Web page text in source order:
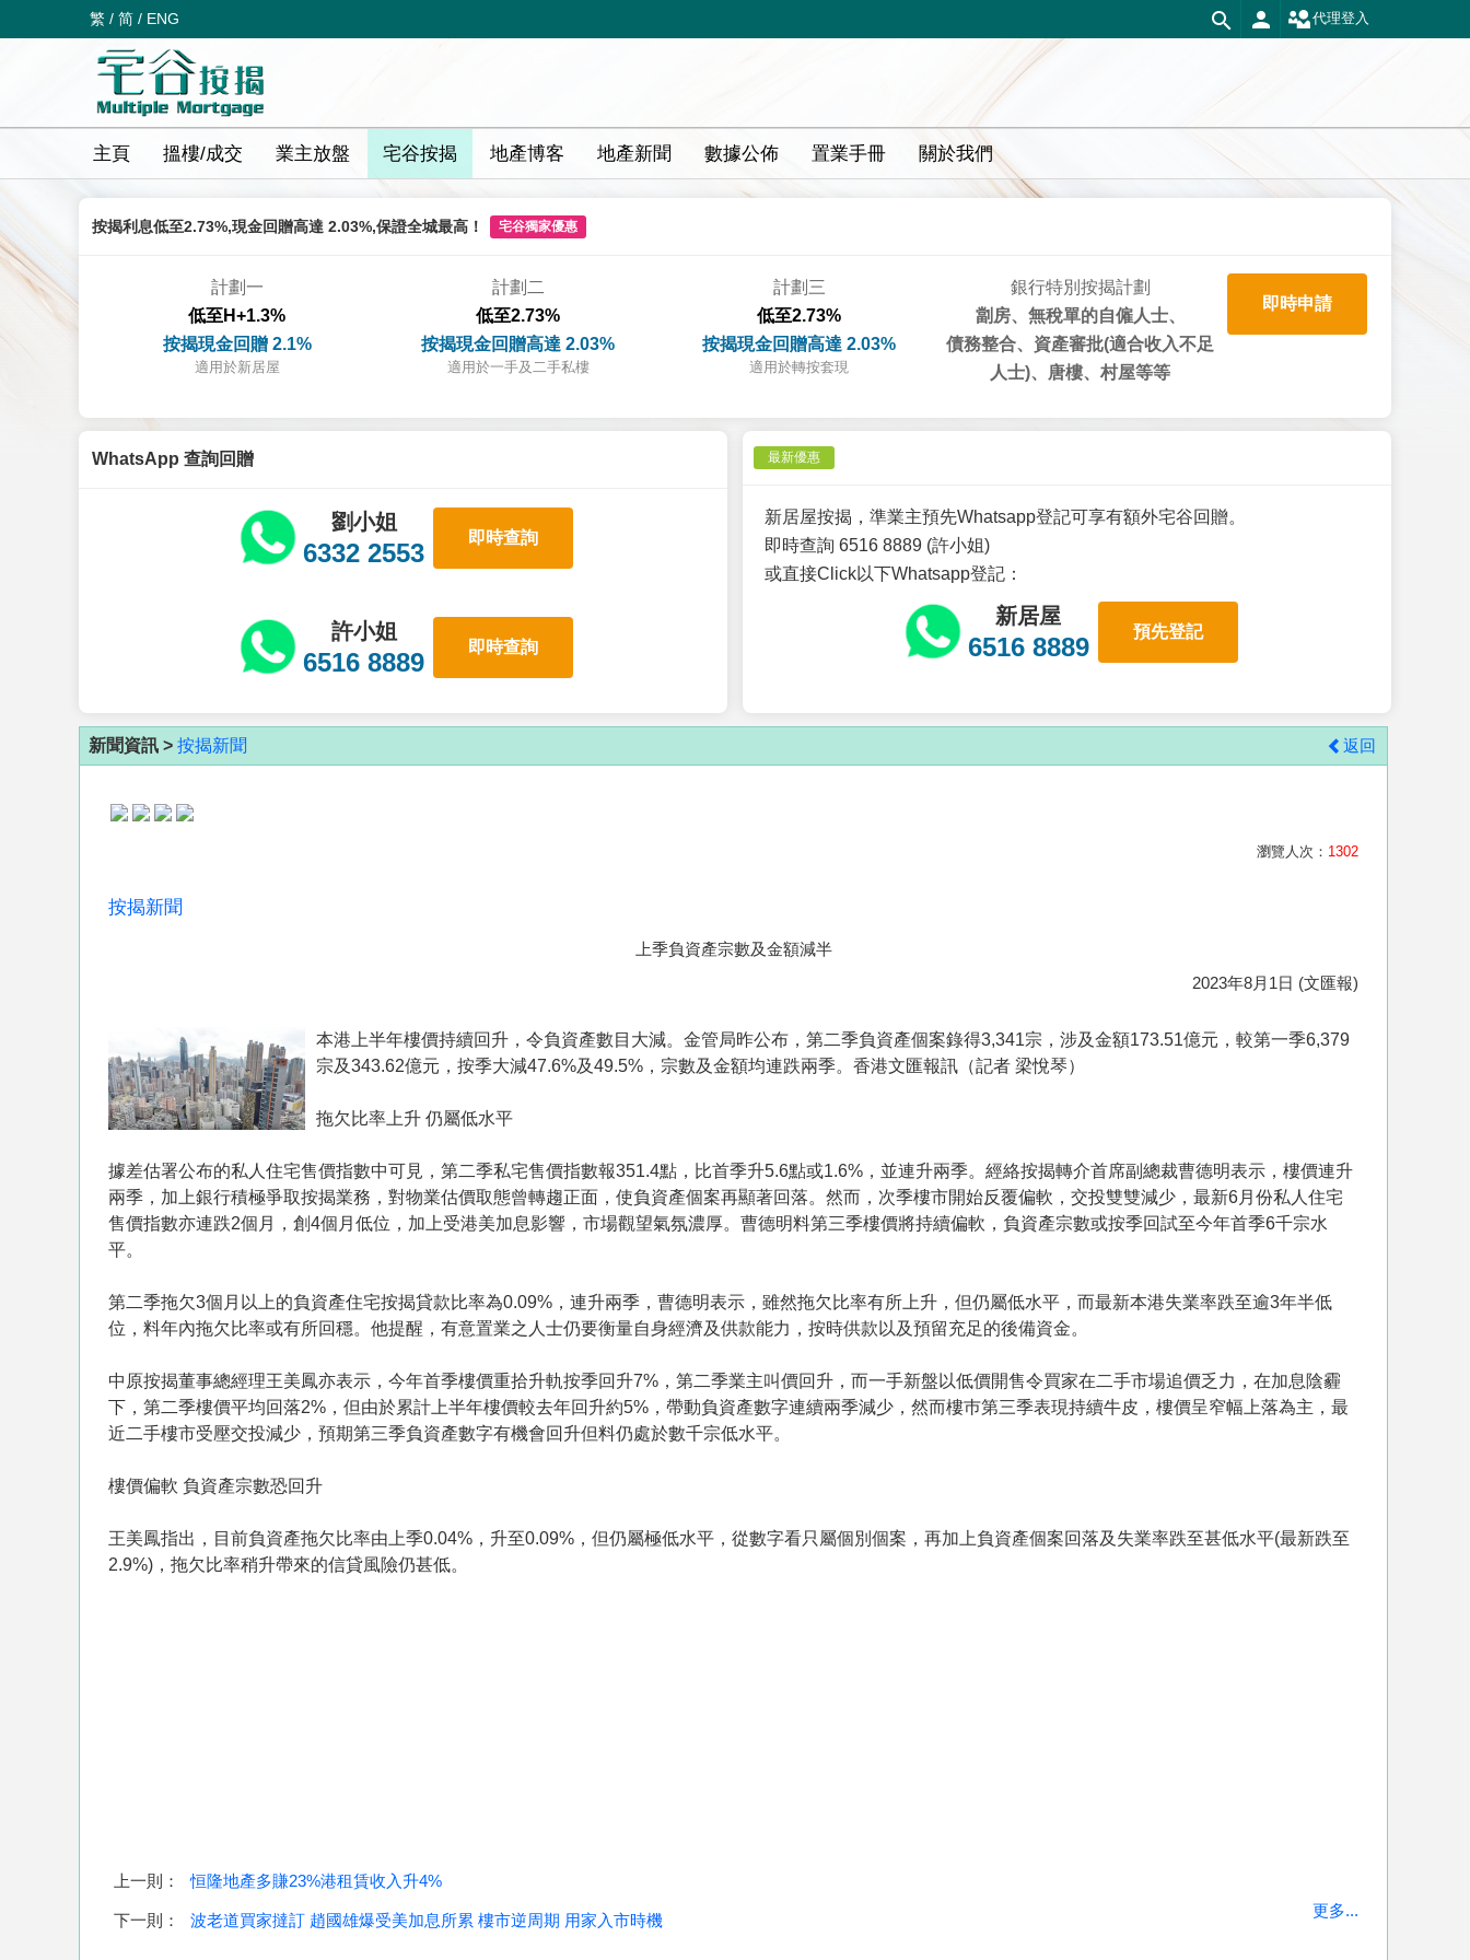
繁 / 简 / ENG 代理登入
主頁 搵樓/成交 業主放盤 宅谷按揭 地產博客 地產新聞 數據公佈 置業手冊 關於我們
按揭利息低至2.73%,現金回贈高達 2.03%,保證全城最高！ 宅谷獨家優惠
計劃一
低至H+1.3%
按揭現金回贈 2.1%
適用於新居屋
計劃二
低至2.73%
按揭現金回贈高達 2.03%
適用於一手及二手私樓
計劃三
低至2.73%
按揭現金回贈高達 2.03%
適用於轉按套現
銀行特別按揭計劃
劏房、無稅單的自僱人士、
債務整合、資產審批(適合收入不足
人士)、唐樓、村屋等等
即時申請
WhatsApp 查詢回贈
劉小姐
6332 2553
即時查詢
許小姐
6516 8889
即時查詢
最新優惠
新居屋按揭，準業主預先Whatsapp登記可享有額外宅谷回贈。
即時查詢 6516 8889 (許小姐)
或直接Click以下Whatsapp登記：
新居屋
6516 8889
預先登記
新聞資訊 > 按揭新聞 返回
瀏覽人次： 1302
按揭新聞
上季負資產宗數及金額減半
2023年8月1日 (文匯報)
本港上半年樓價持續回升，令負資產數目大減。金管局昨公布，第二季負資產個案錄得3,341宗，涉及金額173.51億元，較第一季6,379
宗及343.62億元，按季大減47.6%及49.5%，宗數及金額均連跌兩季。香港文匯報訊（記者 梁悅琴）
拖欠比率上升 仍屬低水平
據差估署公布的私人住宅售價指數中可見，第二季私宅售價指數報351.4點，比首季升5.6點或1.6%，並連升兩季。經絡按揭轉介首席副總裁曹德明表示，樓價連升
兩季，加上銀行積極爭取按揭業務，對物業估價取態曾轉趨正面，使負資產個案再顯著回落。然而，次季樓市開始反覆偏軟，交投雙雙減少，最新6月份私人住宅
售價指數亦連跌2個月，創4個月低位，加上受港美加息影響，市場觀望氣氛濃厚。曹德明料第三季樓價將持續偏軟，負資產宗數或按季回試至今年首季6千宗水
平。
第二季拖欠3個月以上的負資產住宅按揭貸款比率為0.09%，連升兩季，曹德明表示，雖然拖欠比率有所上升，但仍屬低水平，而最新本港失業率跌至逾3年半低
位，料年內拖欠比率或有所回穩。他提醒，有意置業之人士仍要衡量自身經濟及供款能力，按時供款以及預留充足的後備資金。
中原按揭董事總經理王美鳳亦表示，今年首季樓價重拾升軌按季回升7%，第二季業主叫價回升，而一手新盤以低價開售令買家在二手市場追價乏力，在加息陰霾
下，第二季樓價平均回落2%，但由於累計上半年樓價較去年回升約5%，帶動負資產數字連續兩季減少，然而樓巿第三季表現持續牛皮，樓價呈窄幅上落為主，最
近二手樓市受壓交投減少，預期第三季負資產數字有機會回升但料仍處於數千宗低水平。
樓價偏軟 負資產宗數恐回升
王美鳳指出，目前負資產拖欠比率由上季0.04%，升至0.09%，但仍屬極低水平，從數字看只屬個別個案，再加上負資產個案回落及失業率跌至甚低水平(最新跌至
2.9%)，拖欠比率稍升帶來的信貸風險仍甚低。
上一則： 恒隆地產多賺23%港租賃收入升4%
下一則： 波老道買家撻訂 趙國雄爆受美加息所累 樓市逆周期 用家入市時機
更多...